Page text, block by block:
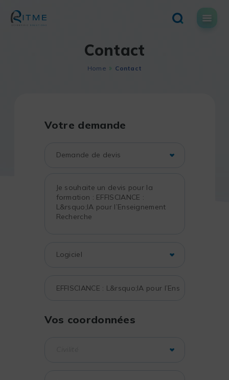
content
Contact
Home Contact
Votre demande
Vos coordonnées